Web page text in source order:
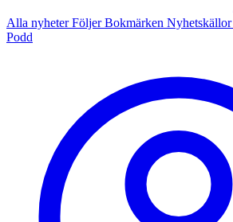
Alla nyheterFöljerBokmärken Nyhetskällor
Podd